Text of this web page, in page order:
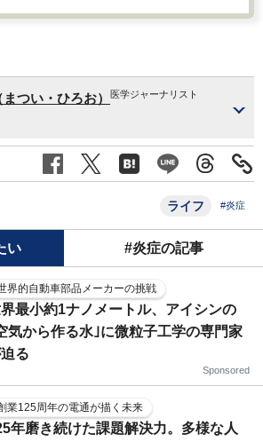
つい・ひろお） 医学ジャーナリスト
ライフ #炎症
い #炎症の記事
界的自動車部品メーカーの挑戦
最小約1ナノメートル、アイシンの
気から作る水｣に微粒子工学の専門家
る
Sponsored
業125周年の電通が描く未来
年磨き続けた課題解決力。多様な人